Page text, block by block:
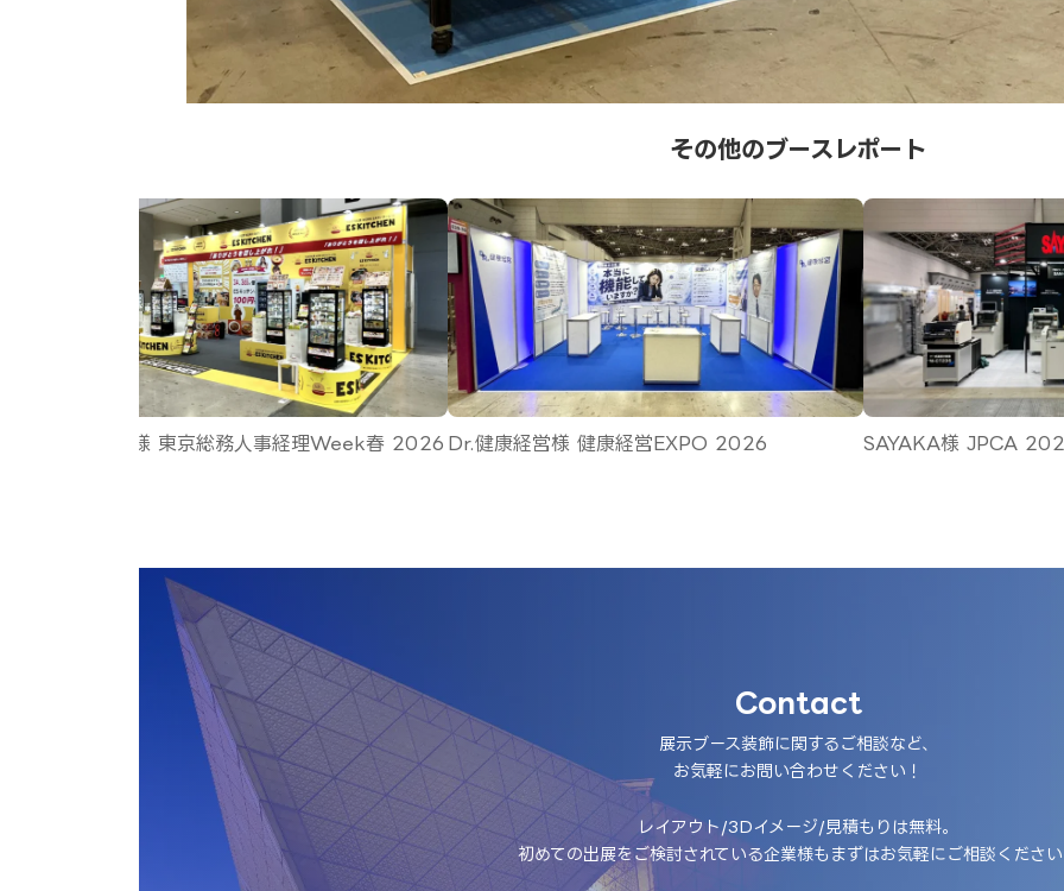
その他のブースレポート
所様 FOOMAJAPAN 2026 ブンシジャパン様 西日本食品産業展 2026 施工実績をもっと見る
Contact
展示ブース装飾に関するご相談など、
お気軽にお問い合わせください！
レイアウト/3Dイメージ/見積もりは無料。
初めての出展をご検討されている企業様もまずはお気軽にご相談くださ